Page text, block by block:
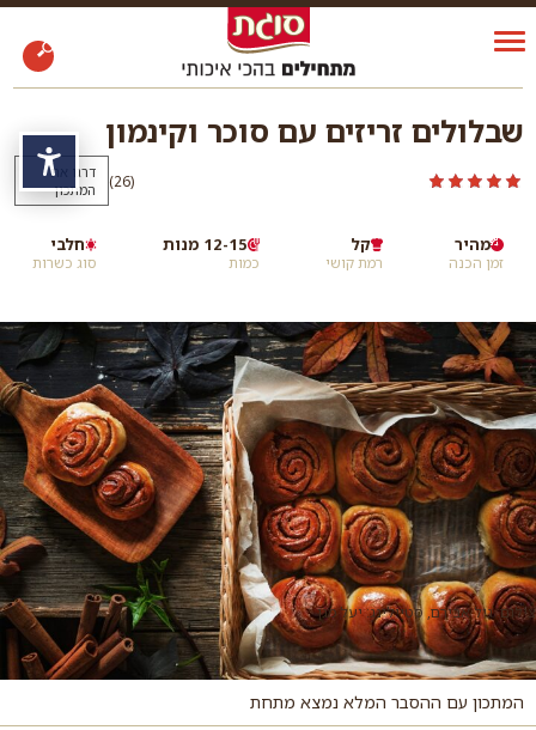
שבלולים זריזים עם סוכר וקינמון
(26
)
דרגו את
המתכון
זמן הכנה
מהיר
רמת קושי
קל
כמות
12-15 מנות
סוג כשרות
חלבי
צילום: גיל אבירם, סטיילינג: יעל מגן
המתכון עם ההסבר המלא נמצא מתחת